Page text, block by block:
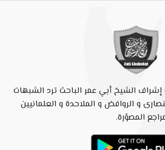
الشيخ أبي عمر الباحث ترد الشبهات
و الروافض و الملاحدة و العلمانيين
المصوّرة.